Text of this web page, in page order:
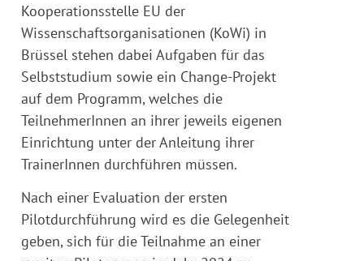
Kooperationsstelle EU der
Wissenschaftsorganisationen (KoWi) in
Brüssel stehen dabei Aufgaben für das
Selbststudium sowie ein Change-Projekt
auf dem Programm, welches die
TeilnehmerInnen an ihrer jeweils eigenen
Einrichtung unter der Anleitung ihrer
TrainerInnen durchführen müssen.
Nach einer Evaluation der ersten
Pilotdurchführung wird es die Gelegenheit
geben, sich für die Teilnahme an einer